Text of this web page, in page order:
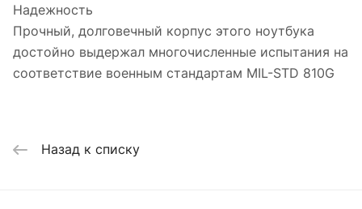
Надежность
Прочный, долговечный корпус этого ноутбука
достойно выдержал многочисленные испытания на
соответствие военным стандартам MIL-STD 810G
Назад к списку